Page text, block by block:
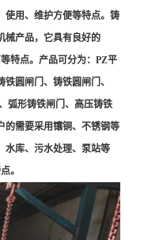
用、维护方便等特点。铸
械产品，它具有良好的
特点。产品可分为：PZ平
圆闸门、铸铁圆闸门、
弧形铸铁闸门、高压铸铁
的需要采用镶铜、不锈钢等
水库、污水处理、泵站等
。